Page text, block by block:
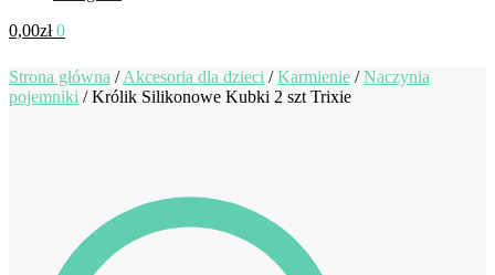
0,00zł 0
Strona główna /Akcesoria dla dzieci /Karmienie /Naczynia
pojemniki /Królik Silikonowe Kubki 2 szt Trixie